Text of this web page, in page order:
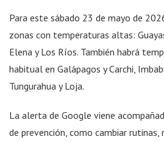
Para este sábado 23 de mayo de
zonas con temperaturas altas:
Elena y Los Ríos. También habrá
habitual en Galápagos y Carchi,
Tungurahua y Loja.
La alerta de Google viene
de prevención, como cambiar rutinas,